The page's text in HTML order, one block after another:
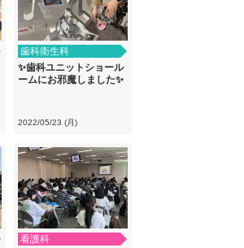
歯科衛生科
✨歯科ユニットショール
ームにお邪魔しました✨
2022/05/23 (月)
看護科